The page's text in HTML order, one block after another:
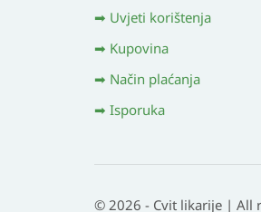
Uvjeti korištenja
Kupovina
Način plaćanja
Isporuka
© 2026 - Cvit likarije | All